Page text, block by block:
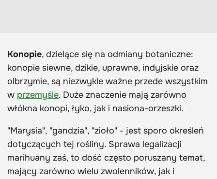
Konopie, dzielące się na odmiany botaniczne:
konopie siewne, dzikie, uprawne, indyjskie oraz
olbrzymie, są niezwykle ważne przede wszystkim
w przemyśle. Duże znaczenie mają zarówno
włókna konopi, łyko, jak i nasiona-orzeszki.
"Marysia", "gandzia", "zioło" - jest sporo określeń
dotyczących tej rośliny. Sprawa legalizacji
marihuany zaś, to dość często poruszany temat,
mający zarówno wielu zwolenników, jak i